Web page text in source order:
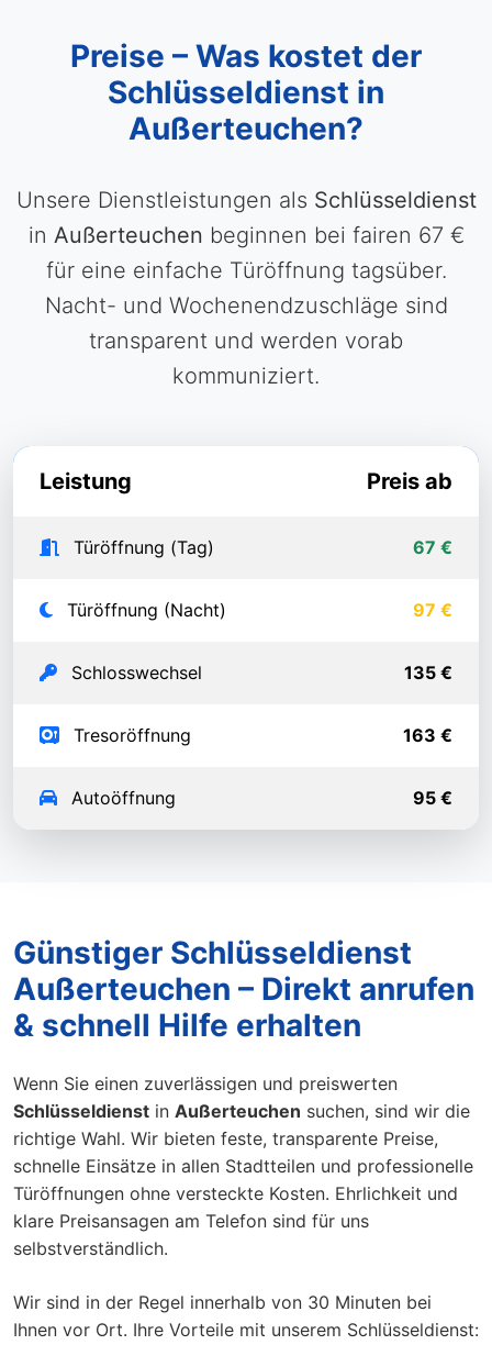
Preise – Was kostet der
Schlüsseldienst in
Außerteuchen?
Unsere Dienstleistungen als Schlüsseldienst
in Außerteuchen beginnen bei fairen 67 €
für eine einfache Türöffnung tagsüber.
Nacht- und Wochenendzuschläge sind
transparent und werden vorab
kommuniziert.
Leistung Preis ab
Türöffnung (Tag) 67 €
Türöffnung (Nacht) 97 €
Schlosswechsel 135 €
Tresoröffnung 163 €
Autoöffnung 95 €
Günstiger Schlüsseldienst
Außerteuchen – Direkt anrufen
& schnell Hilfe erhalten
Wenn Sie einen zuverlässigen und preiswerten
Schlüsseldienst in Außerteuchen suchen, sind wir die
richtige Wahl. Wir bieten feste, transparente Preise,
schnelle Einsätze in allen Stadtteilen und professionelle
Türöffnungen ohne versteckte Kosten. Ehrlichkeit und
klare Preisansagen am Telefon sind für uns
selbstverständlich.
Wir sind in der Regel innerhalb von 30 Minuten bei
Ihnen vor Ort. Ihre Vorteile mit unserem Schlüsseldienst: